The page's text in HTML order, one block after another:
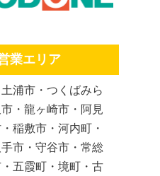
業エリア
浦市・つくばみら
・龍ヶ崎市・阿見
稲敷市・河内町・
市・守谷市・常総
五霞町・境町・古